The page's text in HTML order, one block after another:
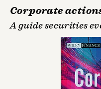
Corporate
A guide securities